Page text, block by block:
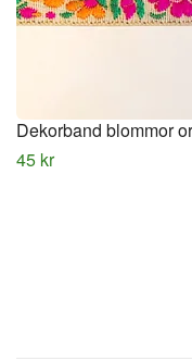
Dekorband blommor
45 kr